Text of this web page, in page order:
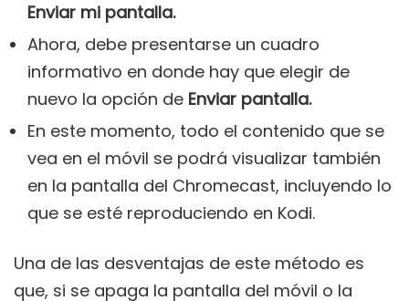
Enviar mi pantalla.
Ahora, debe presentarse un cuadro
informativo en donde hay que elegir de
nuevo la opción de Enviar pantalla.
En este momento, todo el contenido que se
vea en el móvil se podrá visualizar también
en la pantalla del Chromecast, incluyendo lo
que se esté reproduciendo en Kodi.
Una de las desventajas de este método es
que, si se apaga la pantalla del móvil o la